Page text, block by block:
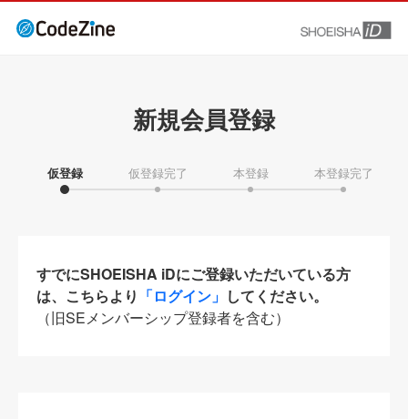
新規会員登録
仮登録 仮登録完了 本登録 本登録完了
すでにSHOEISHA iDにご登録いただいている方
は、こちらより 「ログイン」 してください。
（旧SEメンバーシップ登録者を含む）